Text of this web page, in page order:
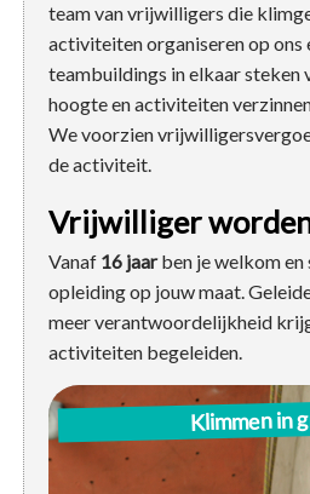
team van vrijwilligers die
activiteiten organiseren op ons
teambuildings in elkaar steken
hoogte en activiteiten
We voorzien
de activiteit.
Vrijwilliger
Vanaf 16 jaarben je welkom en
opleiding op jouw maat.
meer verantwoordelijkheid
activiteiten begeleiden.
Klimmen in
Onze binnenklimzaal
open voor kinderen en
jaar. Vanaf 15 jaar